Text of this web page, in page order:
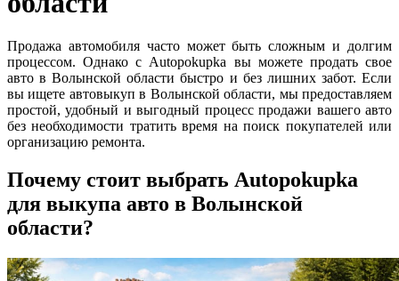
Продажа автомобиля часто может быть сложным и долгим
процессом. Однако с Autopokupka вы можете продать свое
авто в Волынской области быстро и без лишних забот. Если
вы ищете автовыкуп в Волынской области, мы предоставляем
простой, удобный и выгодный процесс продажи вашего авто
без необходимости тратить время на поиск покупателей или
организацию ремонта.
Почему стоит выбрать Autopokupka
для выкупа авто в Волынской
области?